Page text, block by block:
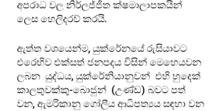
අපරාධ වල නිර්ලජ්ජිත ක්ෂමාලාපකයින්
ලෙස හෙලිදරව් කරයි.
ඇත්ත වශයෙන්ම, යුක්රේනයේ රුසියාවට
එරෙහිව එක්සත් ජනපදය විසින් මෙහෙයවන
ලබන යුද්ධය, යුක්රේනියානුවන් එහි හුදෙක්
කාලතුවක්කු-බොජුන් (උණ්ඩ) බවට පත්
වන, ඇමරිකානු ගෝලීය ආධිපත්‍යය සඳහා වන